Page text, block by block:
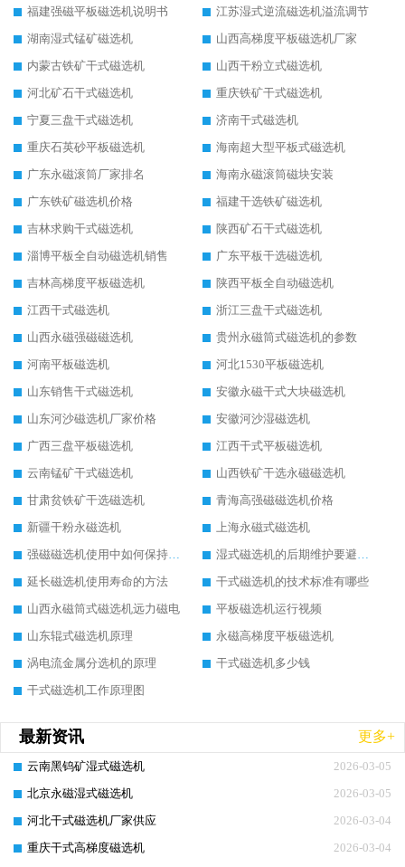
福建强磁平板磁选机说明书
江苏湿式逆流磁选机溢流调节
湖南湿式锰矿磁选机
山西高梯度平板磁选机厂家
内蒙古铁矿干式磁选机
山西干粉立式磁选机
河北矿石干式磁选机
重庆铁矿干式磁选机
宁夏三盘干式磁选机
济南干式磁选机
重庆石英砂平板磁选机
海南超大型平板式磁选机
广东永磁滚筒厂家排名
海南永磁滚筒磁块安装
广东铁矿磁选机价格
福建干选铁矿磁选机
吉林求购干式磁选机
陕西矿石干式磁选机
淄博平板全自动磁选机销售
广东平板干选磁选机
吉林高梯度平板磁选机
陕西平板全自动磁选机
江西干式磁选机
浙江三盘干式磁选机
山西永磁强磁磁选机
贵州永磁筒式磁选机的参数
河南平板磁选机
河北1530平板磁选机
山东销售干式磁选机
安徽永磁干式大块磁选机
山东河沙磁选机厂家价格
安徽河沙湿磁选机
广西三盘平板磁选机
江西干式平板磁选机
云南锰矿干式磁选机
山西铁矿干选永磁磁选机
甘肃贫铁矿干选磁选机
青海高强磁磁选机价格
新疆干粉永磁选机
上海永磁式磁选机
强磁磁选机使用中如何保持其顺畅运行
湿式磁选机的后期维护要避开哪些坑
延长磁选机使用寿命的方法
干式磁选机的技术标准有哪些
山西永磁筒式磁选机远力磁电
平板磁选机运行视频
山东辊式磁选机原理
永磁高梯度平板磁选机
涡电流金属分选机的原理
干式磁选机多少钱
干式磁选机工作原理图
最新资讯 更多+
2026-03-05
云南黑钨矿湿式磁选机
2026-03-05
北京永磁湿式磁选机
2026-03-04
河北干式磁选机厂家供应
2026-03-04
重庆干式高梯度磁选机